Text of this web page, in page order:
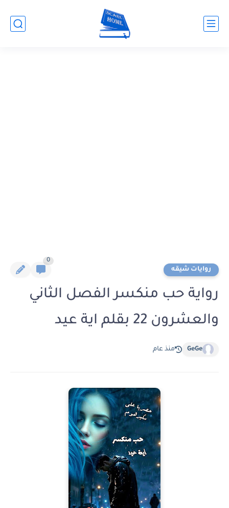
روايات شيقه
0
رواية حب منكسر الفصل الثاني
والعشرون 22 بقلم اية عيد
GeGe منذ عام